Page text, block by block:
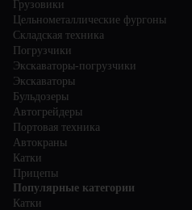
Грузовики
Цельнометаллические фургоны
Складская техника
Погрузчики
Экскаваторы-погрузчики
Экскаваторы
Бульдозеры
Автогрейдеры
Портовая техника
Автокраны
Катки
Прицепы
Популярные категории
Катки